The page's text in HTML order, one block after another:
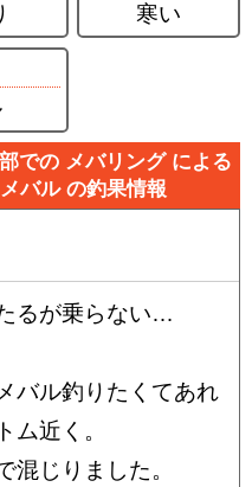
寒い
での メバリング による
バル の釣果情報
るが乗らない…
バル釣りたくてあれ
ム近く。
混じりました。